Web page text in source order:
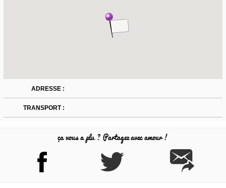
ADRESSE :
TRANSPORT :
ça vous a plu ? Partagez avec amour !